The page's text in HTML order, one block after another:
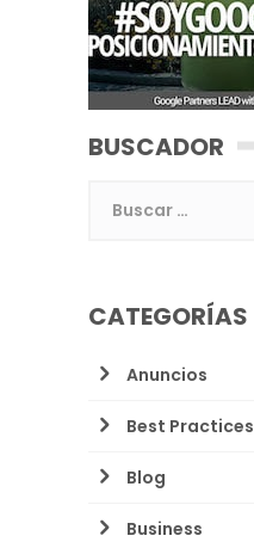
BUSCADOR
CATEGORÍAS
Anuncios
Best Practices
Blog
Business